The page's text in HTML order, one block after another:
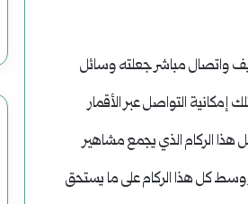
واتصال مباشر جعلته وسائل
التواصل عبر الأقمار
الركام الذي يجمع مشاهير
كل هذا الركام على ما يستحق